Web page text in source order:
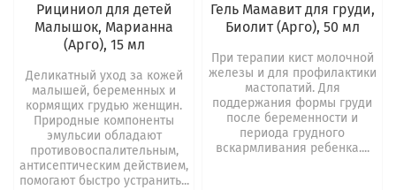
Рициниол для детей
Малышок, Марианна
(Арго), 15 мл
Деликатный уход за кожей
малышей, беременных и
кормящих грудью женщин.
Природные компоненты
эмульсии обладают
противовоспалительным,
антисептическим действием,
помогают быстро устранить...
Гель Мамавит для груди,
Биолит (Арго), 50 мл
При терапии кист молочной
железы и для профилактики
мастопатий. Для
поддержания формы груди
после беременности и
периода грудного
вскармливания ребенка....